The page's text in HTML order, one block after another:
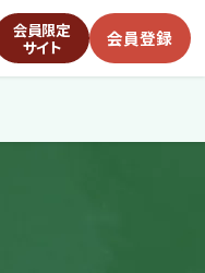
会員限定
サイト
会員登録